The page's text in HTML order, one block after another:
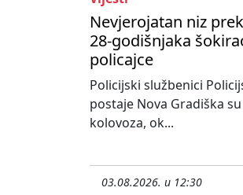
Nevjerojatan niz
28-godišnjaka
policajce
Policijski službenici
postaje Nova Gradiška su
kolovoza, ok...
03.08.2026. u 12:30